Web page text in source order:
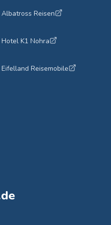
Albatross Reisen
Hotel K1 Nohra
Eifelland Reisemobile